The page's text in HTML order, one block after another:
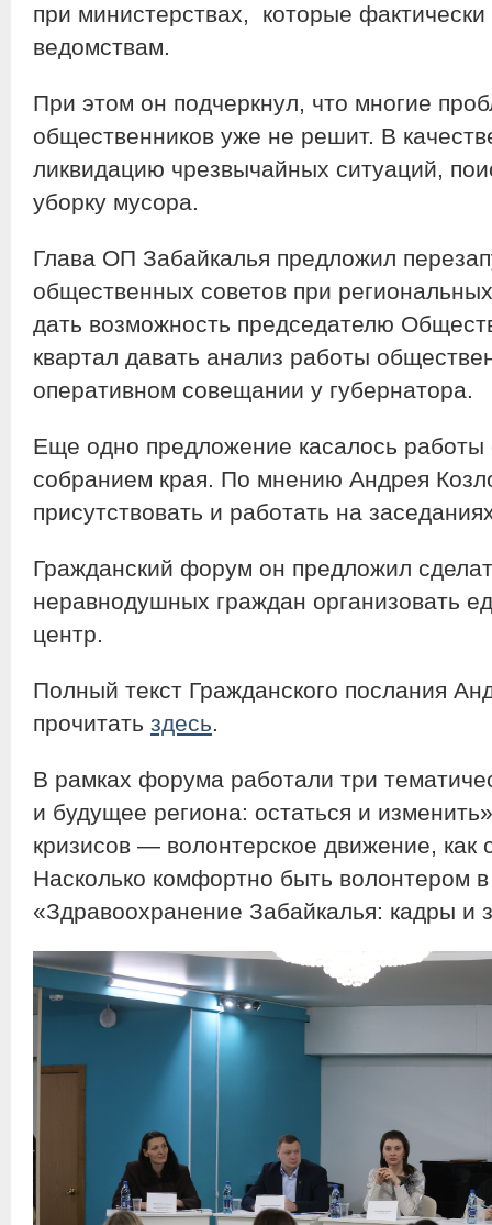
при министерствах, которые
ведомствам.
При этом он подчеркнул, что многие
общественников уже не решит. В
ликвидацию чрезвычайных ситуаций,
уборку мусора.
Глава ОП Забайкалья предложил
общественных советов при
дать возможность председателю
квартал давать анализ работы
оперативном совещании у губернатора.
Еще одно предложение касалось работы
собранием края. По мнению Андрея
присутствовать и работать на
Гражданский форум он предложил
неравнодушных граждан организовать
центр.
Полный текст Гражданского послания
прочитать здесь.
В рамках форума работали три
и будущее региона: остаться и
кризисов — волонтерское движение,
Насколько комфортно быть волонтером
«Здравоохранение Забайкалья: кадры и